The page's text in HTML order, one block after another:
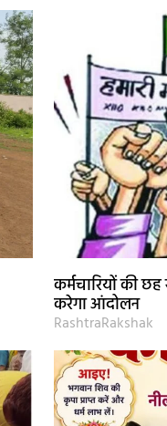
कर्मचारियों की
करेगा आंदोलन
RashtraRakshak